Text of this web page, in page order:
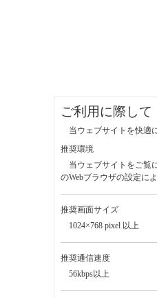
ご利用に際して
当ウェブサイトを快適
推奨環境
当ウェブサイトをご覧
のWebブラウザの設定に
推奨画面サイズ
1024×768 pixel 以上
推奨通信速度
56kbps以上